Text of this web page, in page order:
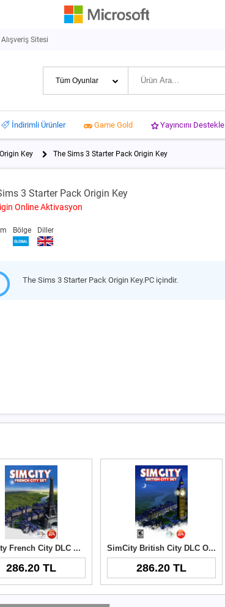
Sitesi
İndirimli Ürünler Game Gold Yayıncını Destekle
Key The Sims 3 Starter Pack Origin Key
3 Starter Pack Origin Key
Online Aktivasyon
Bölge Diller
The Sims 3 Starter Pack Origin Key.PC içindir.
SimCity French City DLC Origin Key
286.20 TL
SimCity British City DLC Origin Key
286.20 TL